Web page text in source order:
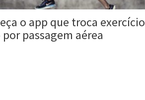
o app que troca exercício
passagem aérea